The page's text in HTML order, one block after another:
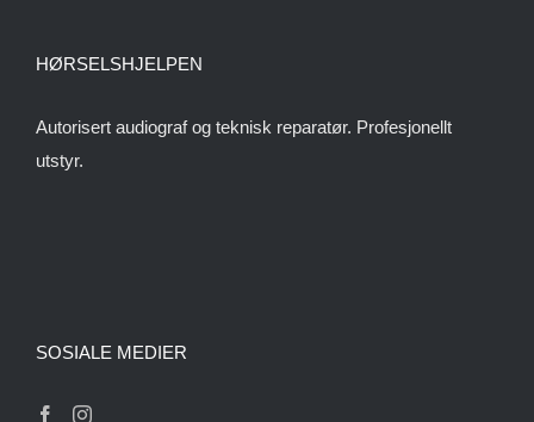
HØRSELSHJELPEN
Autorisert audiograf og teknisk reparatør. Profesjonellt
utstyr.
SOSIALE MEDIER